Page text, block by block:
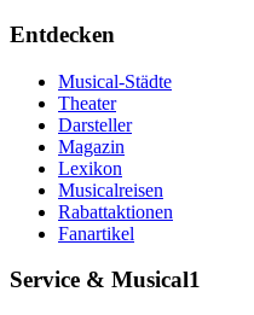
Entdecken
Musical-Städte
Theater
Darsteller
Magazin
Lexikon
Musicalreisen
Rabattaktionen
Fanartikel
Service & Musical1